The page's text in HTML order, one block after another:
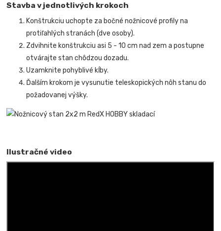
Stavba v jednotlivých krokoch
Konštrukciu uchopte za bočné nožnicové profily na
protiľahlých stranách (dve osoby).
Zdvihnite konštrukciu asi 5 - 10 cm nad zem a postupne
otvárajte stan chôdzou dozadu.
Uzamknite pohyblivé kĺby.
Ďalším krokom je vysunutie teleskopických nôh stanu do
požadovanej výšky.
Ilustračné video